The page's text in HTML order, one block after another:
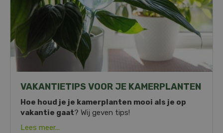
VAKANTIETIPS VOOR JE KAMERPLANTEN
Hoe houd je je kamerplanten mooi als je op
vakantie gaat? Wij geven tips!
Lees meer...